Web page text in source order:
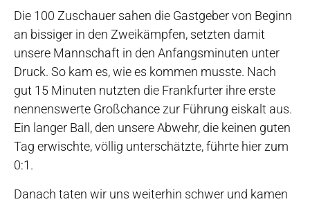
Die 100 Zuschauer sahen die Gastgeber von Beginn
an bissiger in den Zweikämpfen, setzten damit
unsere Mannschaft in den Anfangsminuten unter
Druck. So kam es, wie es kommen musste. Nach
gut 15 Minuten nutzten die Frankfurter ihre erste
nennenswerte Großchance zur Führung eiskalt aus.
Ein langer Ball, den unsere Abwehr, die keinen guten
Tag erwischte, völlig unterschätzte, führte hier zum
0:1.
Danach taten wir uns weiterhin schwer und kamen